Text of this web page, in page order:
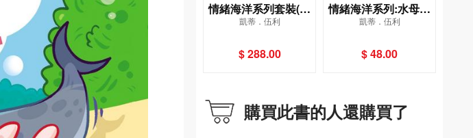
情緒海洋系列套裝(一
套6冊)
凱蒂．伍利
$ 288.00
情緒海洋系列:水母很
妒忌
凱蒂．伍利
$ 48.00
購買此書的人還購買了